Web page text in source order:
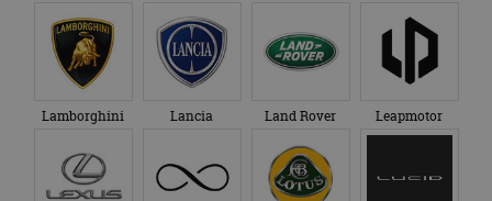
Lamborghini Lancia Land Rover Leapmotor